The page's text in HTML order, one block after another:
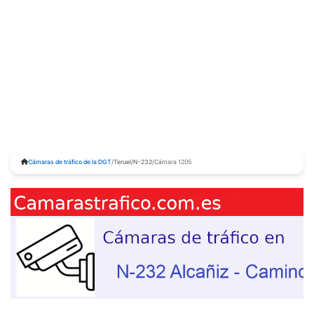
Cámaras de tráfico de la DGT/Teruel/N-232/Cámara 1205